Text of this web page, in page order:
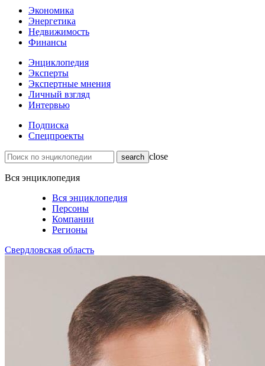
Экономика
Энергетика
Недвижимость
Финансы
Энциклопедия
Эксперты
Экспертные мнения
Личный взгляд
Интервью
Подписка
Спецпроекты
close
Вся энциклопедия
Вся энциклопедия
Персоны
Компании
Регионы
Свердловская область